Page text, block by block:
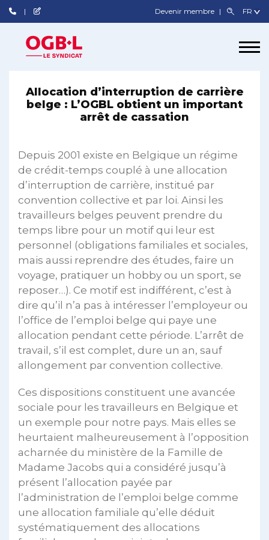
Devenir membre
Allocation d’interruption de carrière
belge : L’OGBL obtient un important
arrêt de cassation
Depuis 2001 existe en Belgique un régime
de crédit-temps couplé à une allocation
d’interruption de carrière, institué par
convention collective et par loi. Ainsi les
travailleurs belges peuvent prendre du
temps libre pour un motif qui leur est
personnel (obligations familiales et sociales,
mais aussi reprendre des études, faire un
voyage, pratiquer un hobby ou un sport, se
reposer…). Ce motif est indifférent, c’est à
dire qu’il n’a pas à intéresser l’employeur ou
l’office de l’emploi belge qui paye une
allocation pendant cette période. L’arrêt de
travail, s’il est complet, dure un an, sauf
allongement par convention collective.
Ces dispositions constituent une avancée
sociale pour les travailleurs en Belgique et
un exemple pour notre pays. Mais elles se
heurtaient malheureusement à l’opposition
acharnée du ministère de la Famille de
Madame Jacobs qui a considéré jusqu’à
présent l’allocation payée par
l’administration de l’emploi belge comme
une allocation familiale qu’elle déduit
systématiquement des allocations